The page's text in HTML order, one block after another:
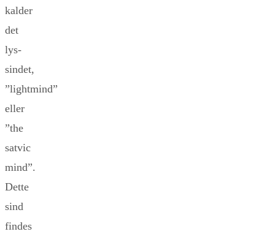
kalder
det
lys-
sindet,
”lightmind”
eller
”the
satvic
mind”.
Dette
sind
findes